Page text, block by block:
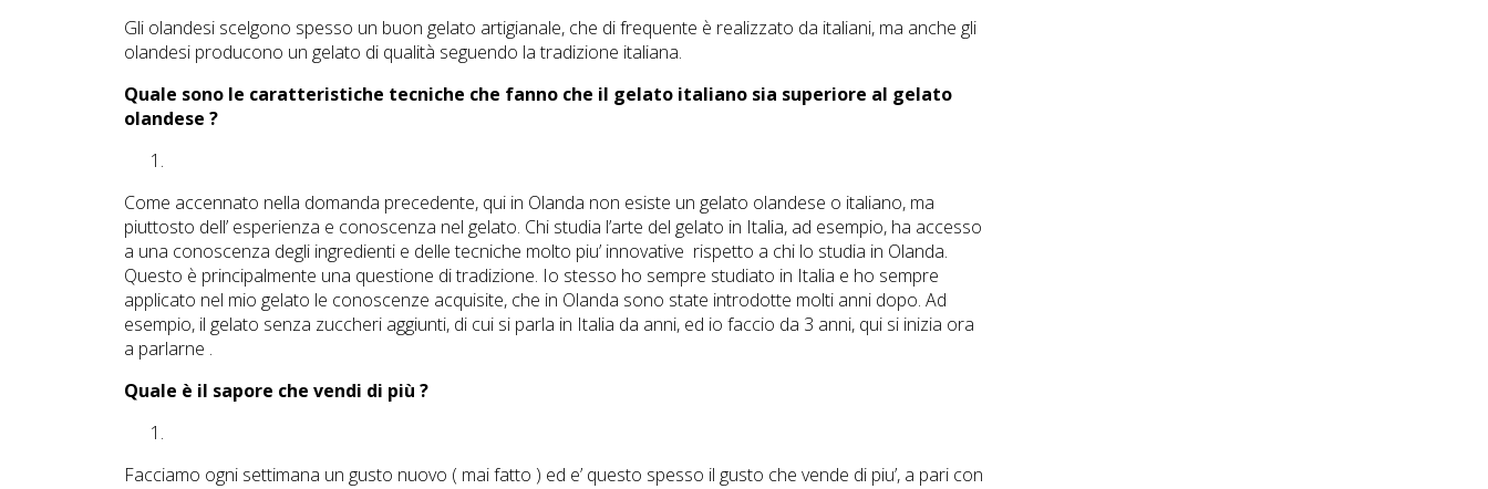
Gli olandesi scelgono spesso un buon gelato artigianale, che di frequente è realizzato da italiani, ma anche gli
olandesi producono un gelato di qualità seguendo la tradizione italiana.
Quale sono le caratteristiche tecniche che fanno che il gelato italiano sia superiore al gelato
olandese ?
Come accennato nella domanda precedente, qui in Olanda non esiste un gelato olandese o italiano, ma
piuttosto dell’ esperienza e conoscenza nel gelato. Chi studia l’arte del gelato in Italia, ad esempio, ha accesso
a una conoscenza degli ingredienti e delle tecniche molto piu’ innovative rispetto a chi lo studia in Olanda.
Questo è principalmente una questione di tradizione. Io stesso ho sempre studiato in Italia e ho sempre
applicato nel mio gelato le conoscenze acquisite, che in Olanda sono state introdotte molti anni dopo. Ad
esempio, il gelato senza zuccheri aggiunti, di cui si parla in Italia da anni, ed io faccio da 3 anni, qui si inizia ora
a parlarne .
Quale è il sapore che vendi di più ?
Facciamo ogni settimana un gusto nuovo ( mai fatto ) ed e’ questo spesso il gusto che vende di piu’, a pari con